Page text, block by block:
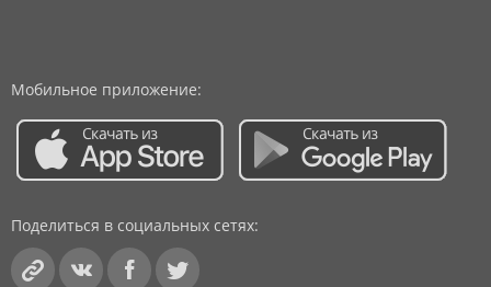
Мобильное приложение:
Поделиться в социальных сетях: